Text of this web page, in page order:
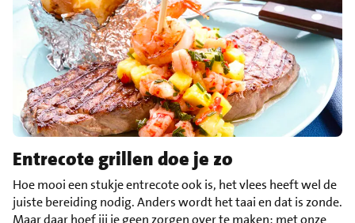
Entrecote grillen doe je zo
Hoe mooi een stukje entrecote ook is, het vlees heeft wel de
juiste bereiding nodig. Anders wordt het taai en dat is zonde.
Maar daar hoef jij je geen zorgen over te maken; met onze